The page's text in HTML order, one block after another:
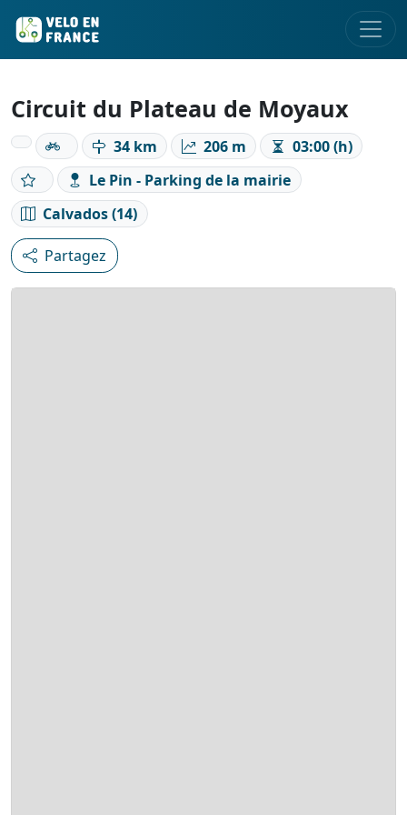
Circuit du Plateau de Moyaux
34 km 206 m
03:00 (h)
Le Pin - Parking de la mairie
Calvados (14)
Partagez